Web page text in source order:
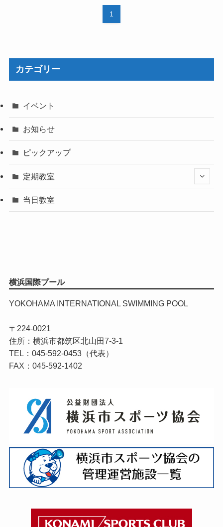
1
カテゴリー
イベント
お知らせ
ピックアップ
定期教室
当日教室
横浜国際プール
YOKOHAMA INTERNATIONAL SWIMMING POOL
〒224-0021
住所：横浜市都筑区北山田7-3-1
TEL：045-592-0453（代表）
FAX：045-592-1402